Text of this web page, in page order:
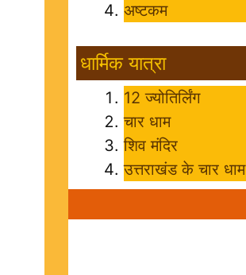
अष्टकम
धार्मिक यात्रा
12 ज्योतिर्लिंग
चार धाम
शिव मंदिर
उत्तराखंड के चार धाम